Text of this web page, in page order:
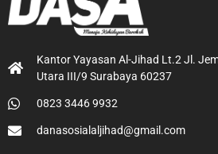
Kantor Yayasan Al-Jihad Lt.2 Jl.
Utara III/9 Surabaya 60237
0823 3446 9932
danasosialaljihad@gmail.com